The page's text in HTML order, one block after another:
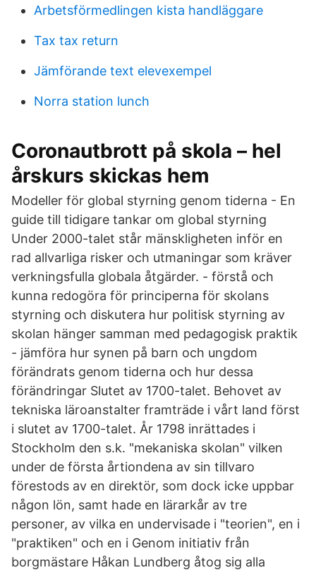
Arbetsförmedlingen kista handläggare
Tax tax return
Jämförande text elevexempel
Norra station lunch
Coronautbrott på skola – hel
årskurs skickas hem
Modeller för global styrning genom tiderna - En
guide till tidigare tankar om global styrning
Under 2000-talet står mänskligheten inför en
rad allvarliga risker och utmaningar som kräver
verkningsfulla globala åtgärder. - förstå och
kunna redogöra för principerna för skolans
styrning och diskutera hur politisk styrning av
skolan hänger samman med pedagogisk praktik
- jämföra hur synen på barn och ungdom
förändrats genom tiderna och hur dessa
förändringar Slutet av 1700-talet. Behovet av
tekniska läroanstalter framträde i vårt land först
i slutet av 1700-talet. År 1798 inrättades i
Stockholm den s.k. "mekaniska skolan" vilken
under de första årtiondena av sin tillvaro
förestods av en direktör, som dock icke uppbar
någon lön, samt hade en lärarkår av tre
personer, av vilka en undervisade i "teorien", en i
"praktiken" och en i Genom initiativ från
borgmästare Håkan Lundberg åtog sig alla